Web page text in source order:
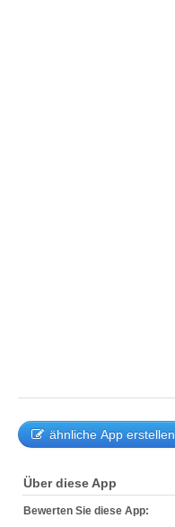
ähnliche App erstellen
Über diese App
Bewerten Sie diese App: